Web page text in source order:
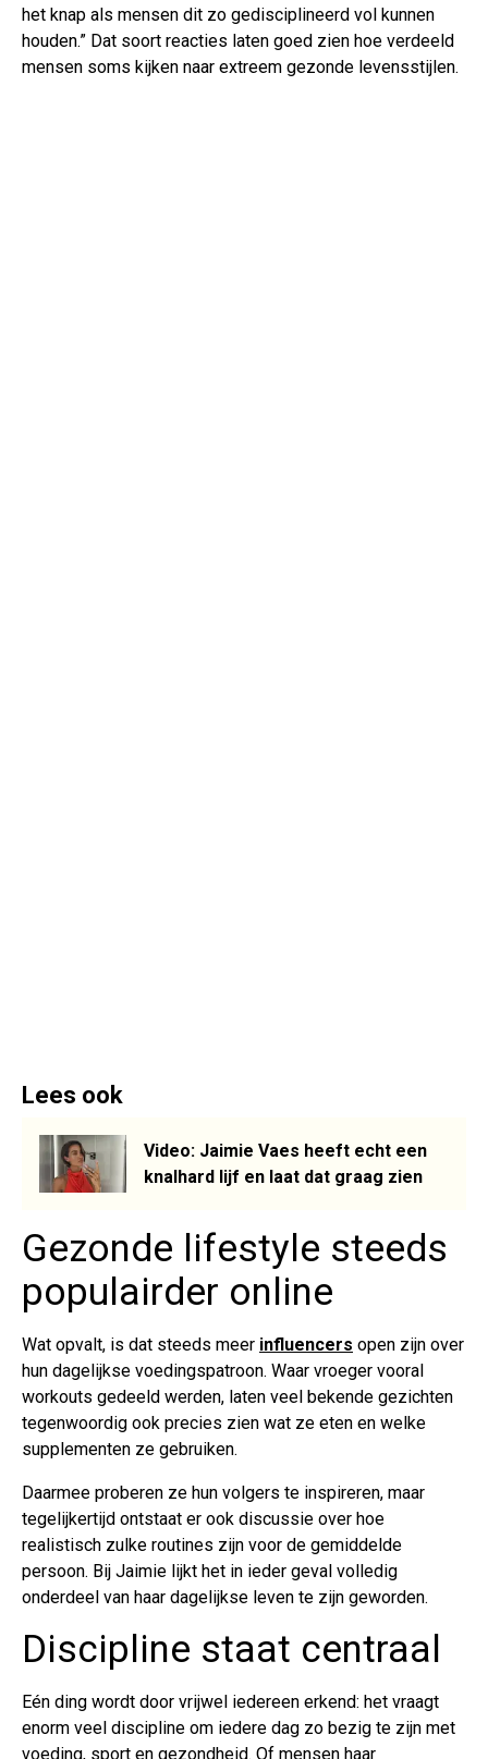
het knap als mensen dit zo gedisciplineerd vol kunnen
houden.” Dat soort reacties laten goed zien hoe verdeeld
mensen soms kijken naar extreem gezonde levensstijlen.
Lees ook
Video: Jaimie Vaes heeft echt een
knalhard lijf en laat dat graag zien
Gezonde lifestyle steeds
populairder online
Wat opvalt, is dat steeds meer influencers open zijn over
hun dagelijkse voedingspatroon. Waar vroeger vooral
workouts gedeeld werden, laten veel bekende gezichten
tegenwoordig ook precies zien wat ze eten en welke
supplementen ze gebruiken.
Daarmee proberen ze hun volgers te inspireren, maar
tegelijkertijd ontstaat er ook discussie over hoe
realistisch zulke routines zijn voor de gemiddelde
persoon. Bij Jaimie lijkt het in ieder geval volledig
onderdeel van haar dagelijkse leven te zijn geworden.
Discipline staat centraal
Eén ding wordt door vrijwel iedereen erkend: het vraagt
enorm veel discipline om iedere dag zo bezig te zijn met
voeding, sport en gezondheid. Of mensen haar